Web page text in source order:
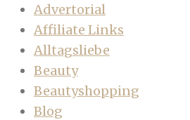
Advertorial
Affiliate Links
Alltagsliebe
Beauty
Beautyshopping
Blog